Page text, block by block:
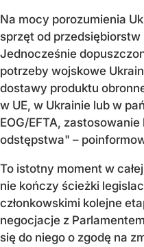
Na mocy porozumienia
sprzęt od
Jednocześnie
potrzeby wojskowe
dostawy produktu
w UE, w Ukrainie lub w
EOG/EFTA,
odstępstwa" –
To istotny moment w
nie kończy ścieżki
członkowskimi kolejne
negocjacje z
się do niego o zgodę na